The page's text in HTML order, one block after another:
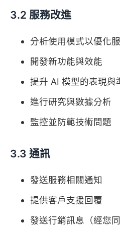
3.2 服務改進
分析使用模式以優化
開發新功能與效能
提升 AI 模型的表現與
進行研究與數據分析
監控並防範技術問題
3.3 通訊
發送服務相關通知
提供客戶支援回覆
發送行銷訊息（經您同